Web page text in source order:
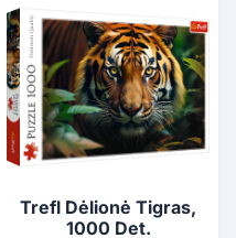
Trefl Dėlionė Tigras,
1000 Det.